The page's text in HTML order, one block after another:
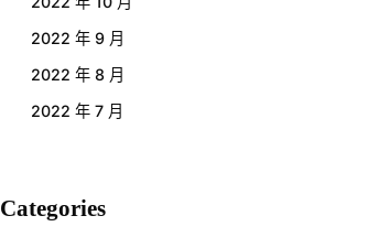
2022 年 9 月
2022 年 8 月
2022 年 7 月
Categories